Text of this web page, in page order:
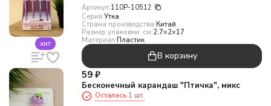
хит
Артикул:110P-10512
Серия:Утка
Страна производства:Китай
Размер упаковки, см:2.7×2×17
Материал:Пластик
В корзину
59 ₽
Бесконечный карандаш "Птичка", микс
Осталась 1 шт.